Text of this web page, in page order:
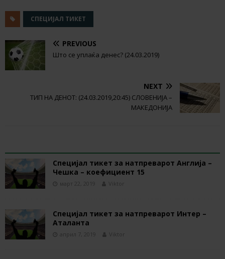
СПЕЦИЈАЛ ТИКЕТ
PREVIOUS
Што се уплаќа денес? (24.03.2019)
NEXT
ТИП НА ДЕНОТ: (24.03.2019,20:45) СЛОВЕНИЈА –
МАКЕДОНИЈА
Специјал тикет за натпреварот Англија –
Чешка – коефициент 15
март 22, 2019 Viktor
Специјал тикет за натпреварот Интер –
Аталанта
април 7, 2019 Viktor